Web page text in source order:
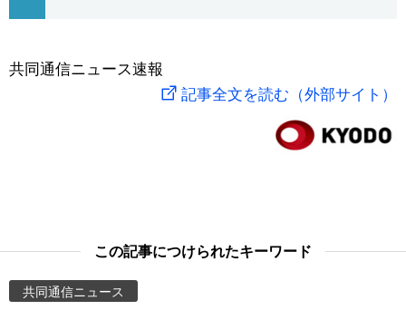
スポーツ・東京2020
Topics
Images
共同通信ニュース速報
記事全文を読む（外部サイト）
この記事につけられたキーワード
共同通信ニュース